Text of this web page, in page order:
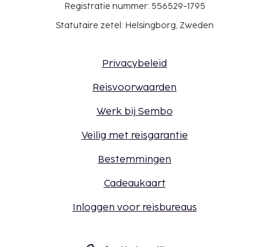
Registratie nummer: 556529-1795
Statutaire zetel: Helsingborg, Zweden
Privacybeleid
Reisvoorwaarden
Werk bij Sembo
Veilig met reisgarantie
Bestemmingen
Cadeaukaart
Inloggen voor reisbureaus